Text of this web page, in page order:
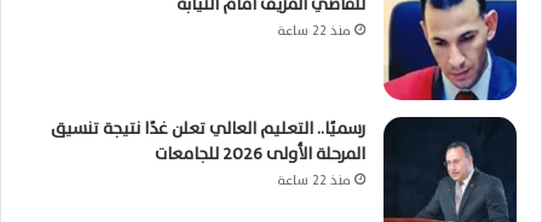
منذ 22 ساعة
رسميًا.. التعليم العالي تعلن غدًا نتيجة تنسيق
المرحلة الأولى 2026 للجامعات
منذ 22 ساعة